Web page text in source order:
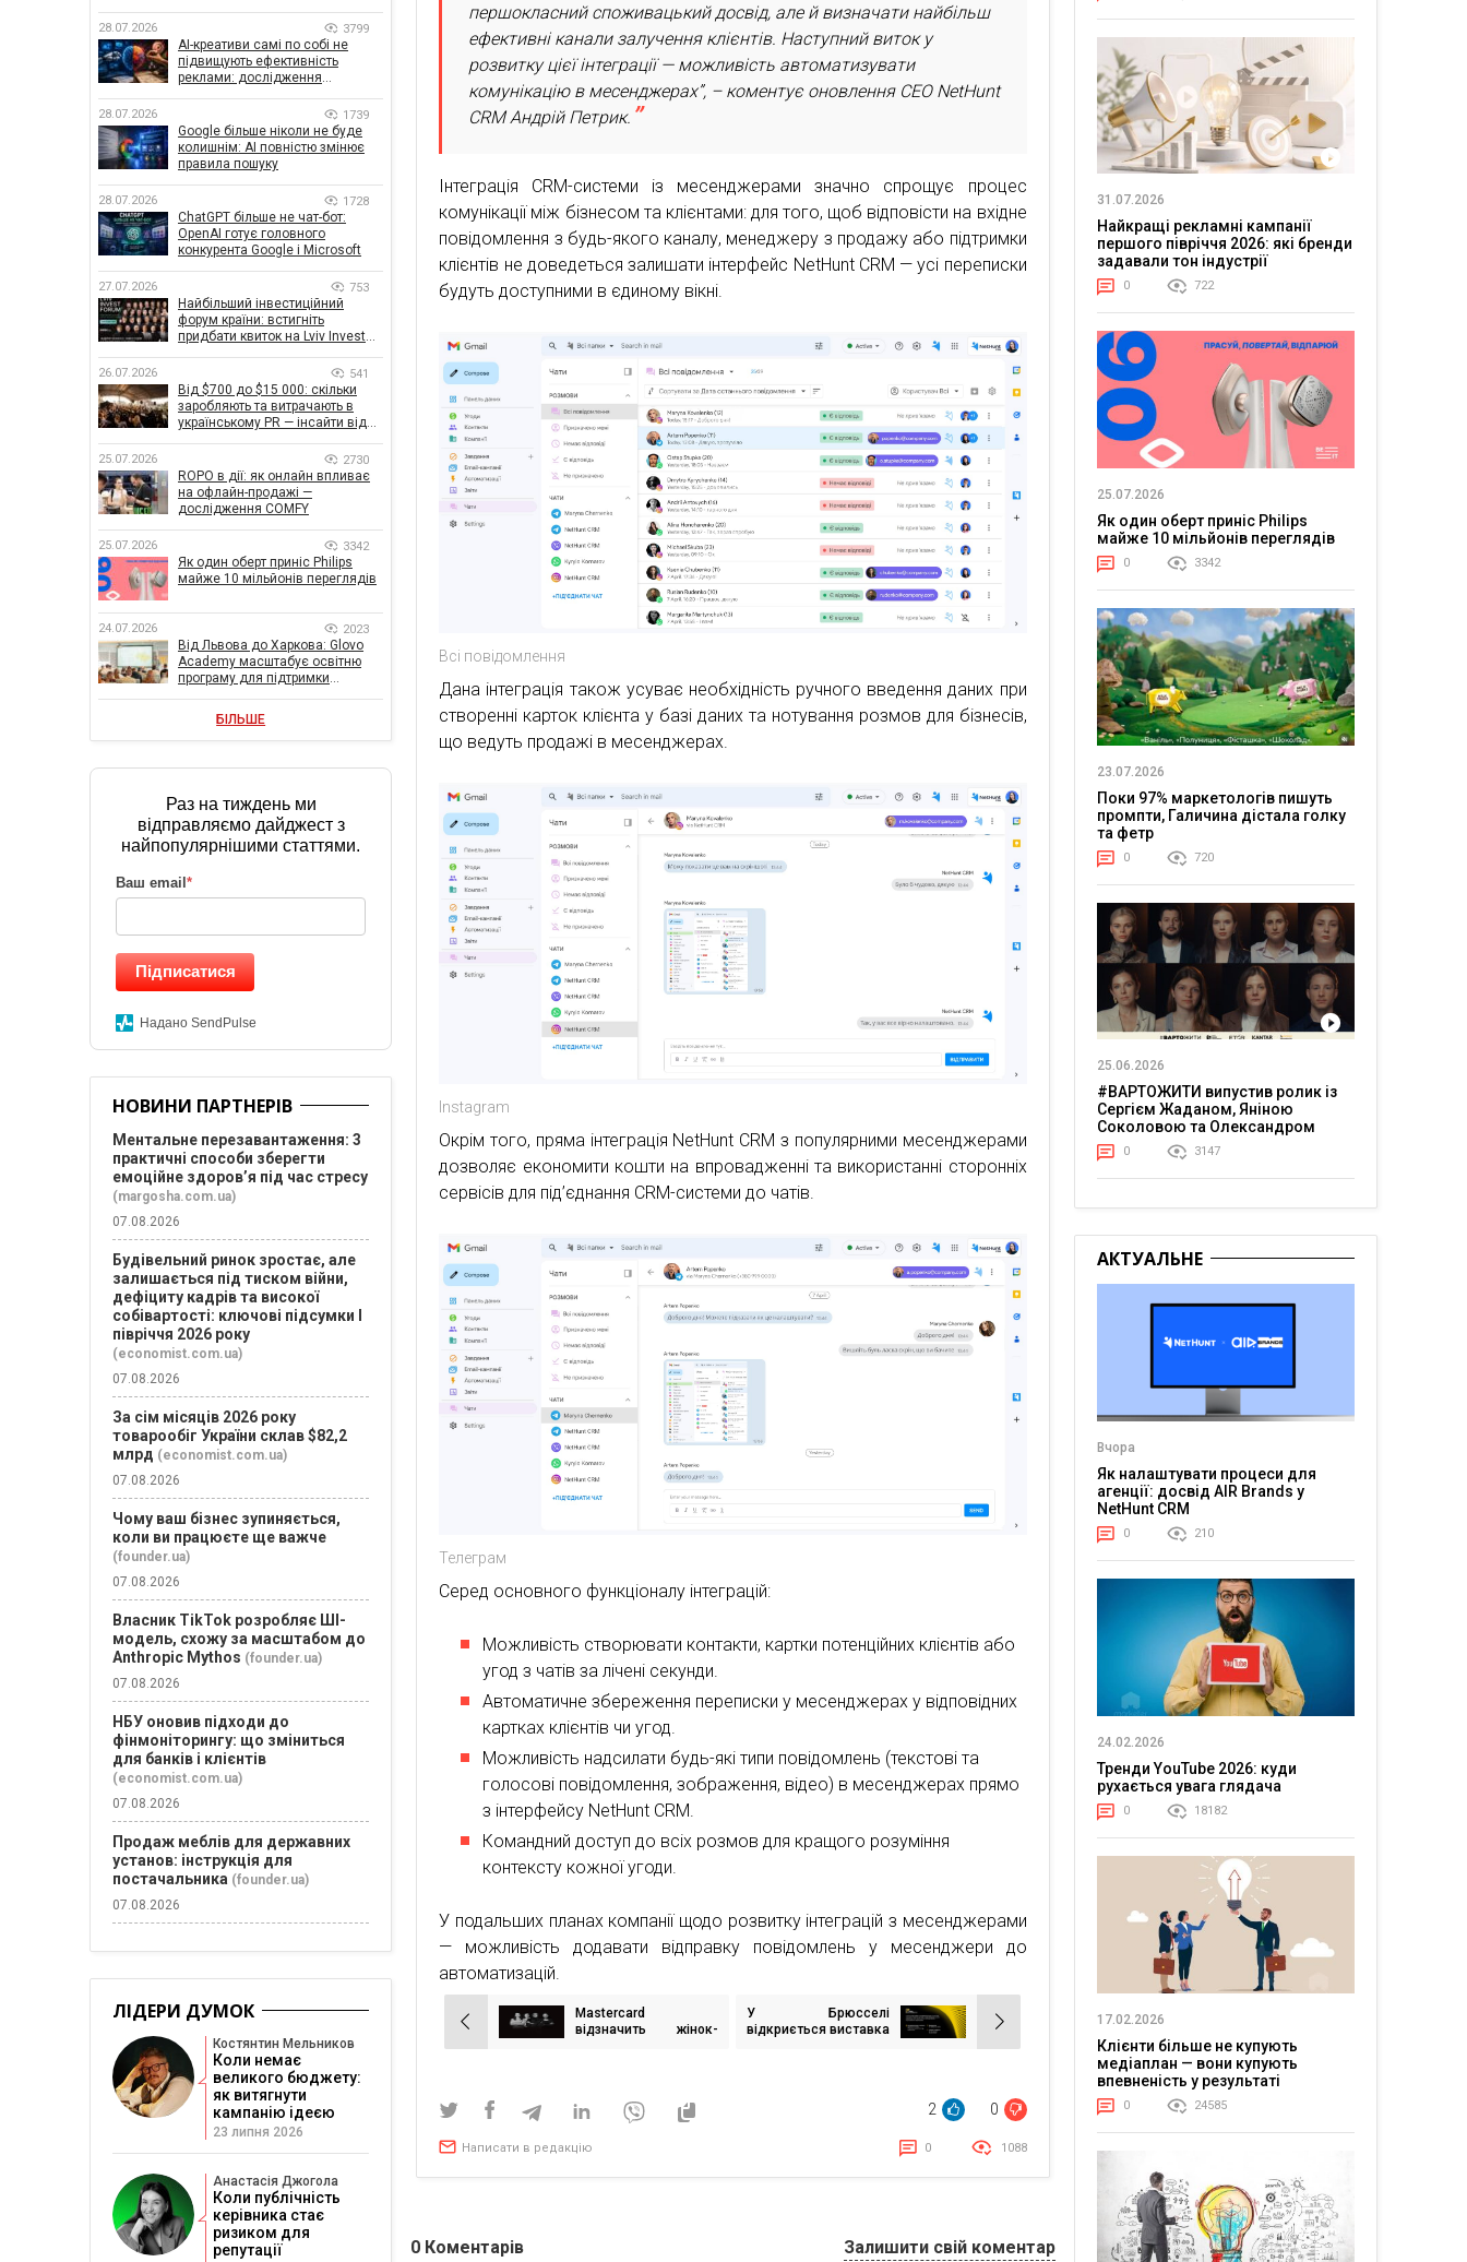
першокласний споживацький досвід, але й визначати найбільш
ефективні канали залучення клієнтів. Наступний виток у
розвитку цієї інтеграції — можливість автоматизувати
комунікацію в месенджерах”, – коментує оновлення CEO NetHunt
CRM Андрій Петрик.
Інтеграція CRM-системи із месенджерами значно спрощує процес
комунікації між бізнесом та клієнтами: для того, щоб відповісти на вхідне
повідомлення з будь-якого каналу, менеджеру з продажу або підтримки
клієнтів не доведеться залишати інтерфейс NetHunt CRM — усі переписки
будуть доступними в єдиному вікні.
Всі повідомлення
Дана інтеграція також усуває необхідність ручного введення даних при
створенні карток клієнта у базі даних та нотування розмов для бізнесів,
що ведуть продажі в месенджерах.
Instagram
Окрім того, пряма інтеграція NetHunt CRM з популярними месенджерами
дозволяє економити кошти на впровадженні та використанні сторонніх
сервісів для під’єднання CRM-системи до чатів.
Телеграм
Серед основного функціоналу інтеграцій:
Можливість створювати контакти, картки потенційних клієнтів або
угод з чатів за лічені секунди.
Автоматичне збереження переписки у месенджерах у відповідних
картках клієнтів чи угод.
Можливість надсилати будь-які типи повідомлень (текстові та
голосові повідомлення, зображення, відео) в месенджерах прямо
з інтерфейсу NetHunt CRM.
Командний доступ до всіх розмов для кращого розуміння
контексту кожної угоди.
У подальших планах компанії щодо розвитку інтеграцій з месенджерами
— можливість додавати відправку повідомлень у месенджери до
автоматизацій.
Навігація
записів
Mastercard
відзначить жінок-
У Брюсселі
відкриється виставка
2 0
Написати в редакцію 0 1088
0 Коментарів Залишити свій коментар
28.07.2026 3799
AI-креативи самі по собі не
підвищують ефективність
реклами: дослідження
впливає на ефективність
кампаній
28.07.2026 1739
Google більше ніколи не буде
колишнім: AI повністю змінює
правила пошуку
28.07.2026 1728
ChatGPT більше не чат-бот:
OpenAI готує головного
конкурента Google і Microsoft
27.07.2026 753
Найбільший інвестиційний
форум країни: встигніть
придбати квиток на Lviv Invest
26.07.2026 541
Від $700 до $15 000: скільки
заробляють та витрачають в
українському PR — інсайти від
25.07.2026 2730
ROPO в дії: як онлайн впливає
на офлайн-продажі —
дослідження COMFY
25.07.2026 3342
Як один оберт приніс Philips
майже 10 мільйонів переглядів
24.07.2026 2023
Від Львова до Харкова: Glovo
Academy масштабує освітню
програму для підтримки
БІЛЬШЕ
Раз на тиждень ми
відправляємо дайджест з
найпопулярнішими статтями.
Ваш email *
Підписатися
Надано SendPulse
НОВИНИ ПАРТНЕРІВ
Ментальне перезавантаження: 3
практичні способи зберегти
емоційне здоров’я під час стресу
(margosha.com.ua)
07.08.2026
Будівельний ринок зростає, але
залишається під тиском війни,
дефіциту кадрів та високої
собівартості: ключові підсумки І
півріччя 2026 року
(economist.com.ua)
07.08.2026
За сім місяців 2026 року
товарообіг України склав $82,2
млрд (economist.com.ua)
07.08.2026
Чому ваш бізнес зупиняється,
коли ви працюєте ще важче
(founder.ua)
07.08.2026
Власник TikTok розробляє ШІ-
модель, схожу за масштабом до
Anthropic Mythos (founder.ua)
07.08.2026
НБУ оновив підходи до
фінмоніторингу: що зміниться
для банків і клієнтів
(economist.com.ua)
07.08.2026
Продаж меблів для державних
установ: інструкція для
постачальника (founder.ua)
07.08.2026
ЛІДЕРИ ДУМОК
Костянтин Мельников
Коли немає
великого бюджету:
як витягнути
кампанію ідеєю
23 липня 2026
Анастасія Джогола
Коли публічність
керівника стає
ризиком для
репутації
31.07.2026
Найкращі рекламні кампанії
першого півріччя 2026: які бренди
задавали тон індустрії
0 722
25.07.2026
Як один оберт приніс Philips
майже 10 мільйонів переглядів
0 3342
23.07.2026
Поки 97% маркетологів пишуть
промпти, Галичина дістала голку
та фетр
0 720
25.06.2026
#ВАРТОЖИТИ випустив ролик із
Сергієм Жаданом, Яніною
Соколовою та Олександром
Тереном про життя в постійній
напрузі
0 3147
АКТУАЛЬНЕ
Вчора
Як налаштувати процеси для
агенції: досвід AIR Brands у
NetHunt CRM
0 210
24.02.2026
Тренди YouTube 2026: куди
рухається увага глядача
0 18182
17.02.2026
Клієнти більше не купують
медіаплан — вони купують
впевненість у результаті
0 24585